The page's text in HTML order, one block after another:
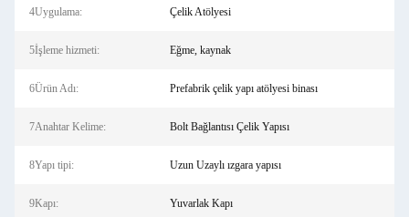
4Uygulama: Çelik Atölyesi
5İşleme hizmeti: Eğme, kaynak
6Ürün Adı: Prefabrik çelik yapı atölyesi binası
7Anahtar Kelime: Bolt Bağlantısı Çelik Yapısı
8Yapı tipi: Uzun Uzaylı ızgara yapısı
9Kapı: Yuvarlak Kapı